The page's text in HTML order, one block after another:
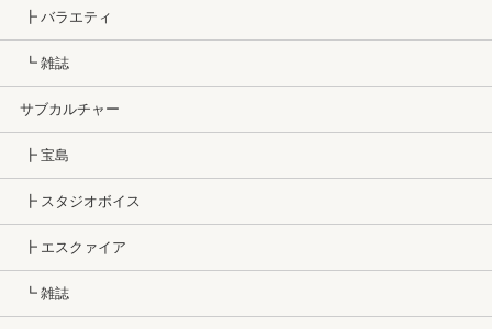
┣ バラエティ
┗ 雑誌
サブカルチャー
┣ 宝島
┣ スタジオボイス
┣ エスクァイア
┗ 雑誌